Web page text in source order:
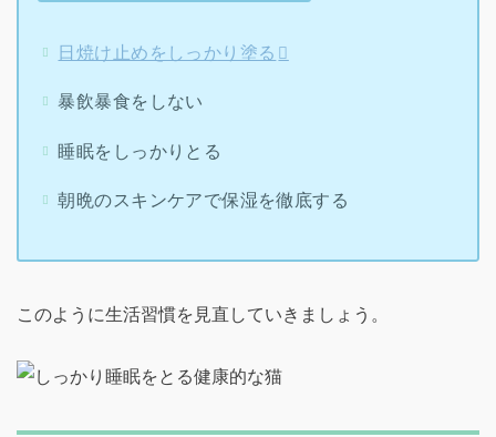
日焼け止めをしっかり塗る
暴飲暴食をしない
睡眠をしっかりとる
朝晩のスキンケアで保湿を徹底する
このように生活習慣を見直していきましょう。